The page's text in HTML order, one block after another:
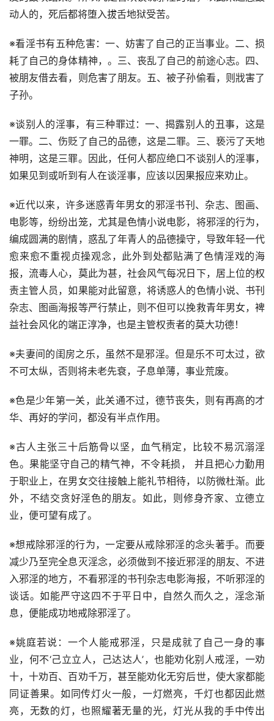
动人的，死后都将堕入拔舌地狱受苦。
※看淫书有五种危害：一、妨害了自己的正当事业。二、损
耗了自己的身体精神，。三、丧乱了自己的前途心志。四、
被朋友借去看，则危害了朋友。五、被子孙偷看，则戕害了
子孙。
※谈别人的淫事，有三种罪过：一、揭露别人的丑事，这是
一罪。二、伤贬了自己的品德，这是二罪。三、亵污了天地
神明，这是三罪。因此，任何人都应绝口不谈别人的淫事，
如果见到或听到有人在谈淫事，应该以因果报应来劝止。
※近代以来，许多迷惑青年男女的邪淫书刊、杂志、图画、
电影等，纷纷出笼，尤其是色情小说电影，将邪淫的行为，
编成圆满的剧情，惑乱了年青人的品德操守，导致年轻一代
愈来愈不重视贞操观念，此外到处都贴满了色情淫戏的海
报，流毒人心，莫此为甚，社会风气每况日下，居上位的权
责主管人员，如果能对此留意，将诱惑人的色情小说、书刊
杂志、图画海报等严行禁止，则不但可以挽救青年男女，裨
益社会风化的端正淳净，也是主管权责者的莫大功德！
※夫妻间的闺房之乐，虽然不是邪淫。但是乐不可太过，欲
不可太纵，否则将未老先衰，子息单薄，事业荒废。
※色是少年第一关，此关通不过，德节丧失，则有再高的才
华、再好的学问，都没有半点作用。
※古人主张三十后筋骨以坚，血气稍定，比较不易沉溺淫
色。果能坚守自己的精气神，不令耗损， 并且把心力勤用
于职业上，在男女交往接触上能礼节相待，以防微杜渐。此
外，不结交贪好淫色的朋友。如此，则修身齐家、立德立
业，便可望有成了。
※想戒除邪淫的行为，一定要从戒除邪淫的念头著手。而要
减少乃至完全息灭淫念，必须做到不接近邪淫的朋友、不进
入邪淫的地方，不看邪淫的书刊杂志电影海报，不听邪淫的
谈话。如能严守这四不于平日中，自然久而久之，淫念渐
息，便能成功地戒除邪淫了。
※姚庭若说：一个人能戒邪淫，只是成就了自己一身的事
业，何不‘己立立人，己达达人’，也能劝化别人戒淫，一劝
十，十劝百、百劝千万，甚至能劝化无穷后世，使大家都能
同证善果。如同传灯火一般，一灯燃亮，千灯也都因此燃
亮，无数的灯，也照耀著无量的光，灯光从我的手中传出